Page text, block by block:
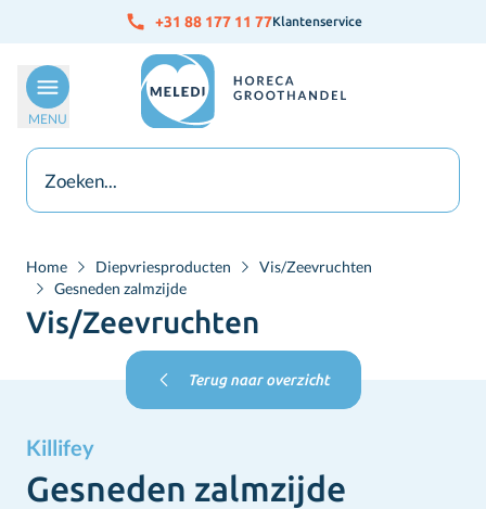
Ga naar de inhoud +31 88 177 11 77Klantenservice
MENU
Home Diepvriesproducten
Vis/Zeevruchten
Gesneden zalmzijde
Vis/Zeevruchten
Terug naar overzicht
Killifey
Gesneden zalmzijde